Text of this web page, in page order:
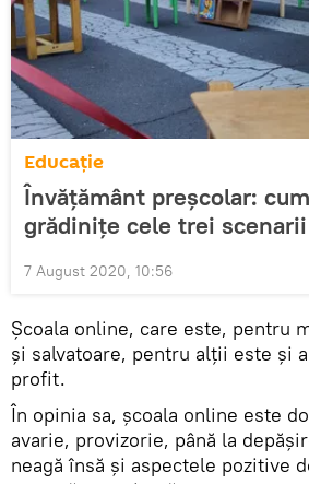
Educație
Învățământ preșcolar:
grădinițe cele trei scenarii
7 August 2020, 10:56
Școala online, care este, pentru
și salvatoare, pentru alții este și
profit.
În opinia sa, școala online este
avarie, provizorie, până la
neagă însă și aspectele pozitive